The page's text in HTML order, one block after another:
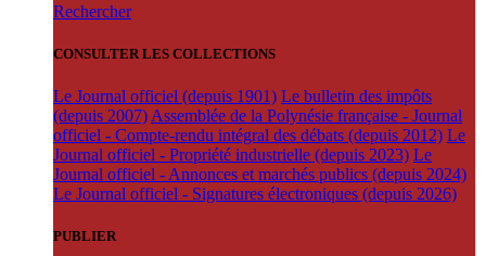
Rechercher
CONSULTER LES COLLECTIONS
Le Journal officiel (depuis 1901) Le bulletin des impôts
(depuis 2007) Assemblée de la Polynésie française - Journal
officiel - Compte-rendu intégral des débats (depuis 2012) Le
Journal officiel - Propriété industrielle (depuis 2023) Le
Journal officiel - Annonces et marchés publics (depuis 2024)
Le Journal officiel - Signatures électroniques (depuis 2026)
PUBLIER